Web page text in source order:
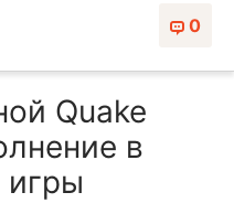
0
Quake
в
игры